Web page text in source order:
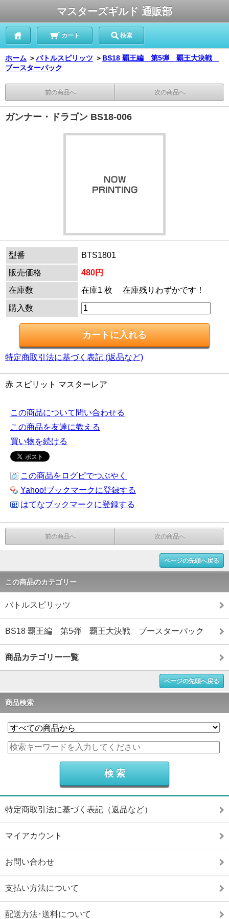
マスターズギルド 通販部
カート 検索
ホーム ＞バトルスピリッツ ＞ BS18 覇王編 第5弾 覇王大決戦
ブースターパック
前の商品へ 次の商品へ
ガンナー・ドラゴン BS18-006
型番
BTS1801
販売価格
480円
在庫数
在庫1 枚 在庫残りわずかです！
購入数
特定商取引法に基づく表記 (返品など)
赤 スピリット マスターレア
この商品について問い合わせる
この商品を友達に教える
買い物を続ける
この商品をログピでつぶやく
Yahoo!ブックマークに登録する
はてなブックマークに登録する
前の商品へ 次の商品へ
ページの先頭へ戻る
この商品のカテゴリー
バトルスピリッツ
BS18 覇王編 第5弾 覇王大決戦 ブースターパック
商品カテゴリー一覧
ページの先頭へ戻る
商品検索
特定商取引法に基づく表記（返品など）
マイアカウント
お問い合わせ
支払い方法について
配送方法･送料について